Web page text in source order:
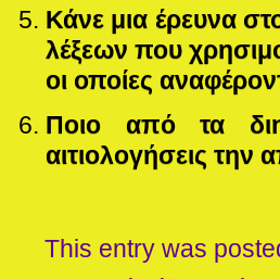
Κάνε μια έρευνα
λέξεων που
οι οποίες
Ποιο από τα
αιτιολογήσεις την
This entry was